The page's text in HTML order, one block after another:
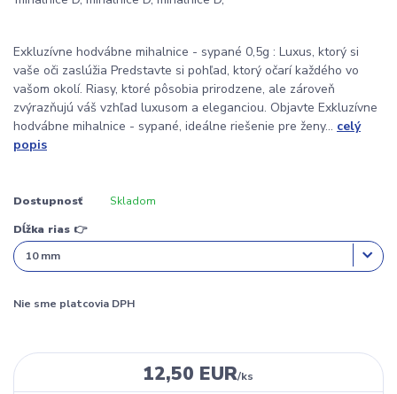
Exkluzívne hodvábne mihalnice - sypané 0,5g : Luxus, ktorý si
vaše oči zaslúžia Predstavte si pohľad, ktorý očarí každého vo
vašom okolí. Riasy, ktoré pôsobia prirodzene, ale zároveň
zvýrazňujú váš vzhľad luxusom a eleganciou. Objavte Exkluzívne
hodvábne mihalnice - sypané, ideálne riešenie pre ženy... celý
popis
Dostupnosť Skladom
Dĺžka rias 👉
Nie sme platcovia DPH
12,50 EUR/ks